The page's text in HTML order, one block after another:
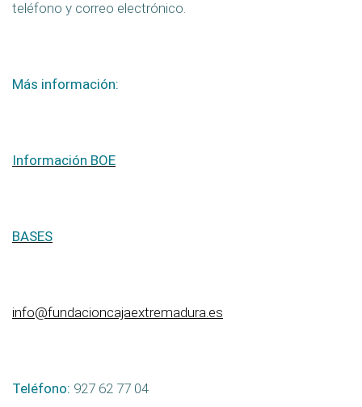
teléfono y correo electrónico.
Más información:
Información BOE
BASES
info@fundacioncajaextremadura.es
Teléfono: 927 62 77 04